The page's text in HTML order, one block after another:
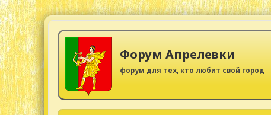
Форум Апрелевки
форум для тех, кто любит свой город